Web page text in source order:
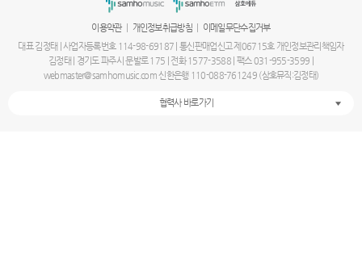
이용약관 개인정보취급방침
이메일무단수집거부
대표 김정태 | 사업자등록번호 114-98-69187 | 통신판매업신고 제06715호 개인정보관리책임자
김정태 | 경기도 파주시 문발로 175 | 전화 1577-3588 | 팩스 031-955-3599 |
webmaster@samhomusic.com 신한은행 110-088-761249 (삼호뮤직:김정태)
협력사 바로가기